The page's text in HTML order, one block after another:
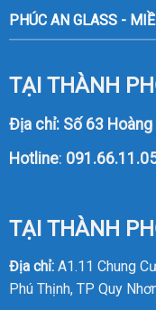
PHÚC AN GLASS -
TẠI THÀNH
Địa chỉ: Số 63 Hoàng
Hotline:
TẠI THÀNH
Địa chỉ:A1.11 Chung
Phú Thịnh, TP Quy